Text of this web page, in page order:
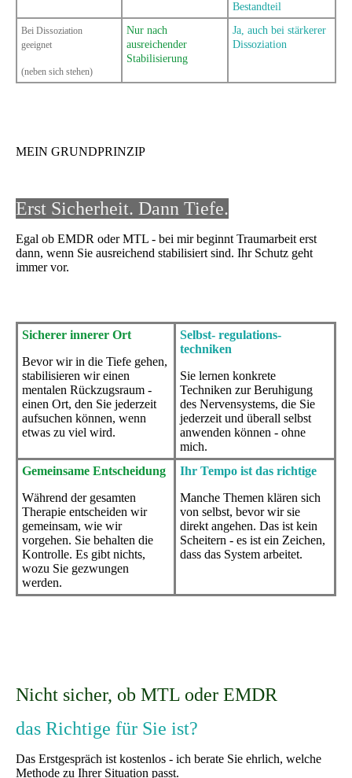
Bestandteil
Bei Dissoziation
geeignet
(neben sich stehen)
Nur nach
ausreichender
Stabilisierung
Ja, auch bei stärkerer
Dissoziation
MEIN GRUNDPRINZIP
Erst Sicherheit. Dann Tiefe.
Egal ob EMDR oder MTL - bei mir beginnt Traumarbeit erst
dann, wenn Sie ausreichend stabilisiert sind. Ihr Schutz geht
immer vor.
Sicherer innerer Ort
Bevor wir in die Tiefe gehen,
stabilisieren wir einen
mentalen Rückzugsraum -
einen Ort, den Sie jederzeit
aufsuchen können, wenn
etwas zu viel wird.
Selbst- regulations-
techniken
Sie lernen konkrete
Techniken zur Beruhigung
des Nervensystems, die Sie
jederzeit und überall selbst
anwenden können - ohne
mich.
Gemeinsame Entscheidung
Während der gesamten
Therapie entscheiden wir
gemeinsam, wie wir
vorgehen. Sie behalten die
Kontrolle. Es gibt nichts,
wozu Sie gezwungen
werden.
Ihr Tempo ist das richtige
Manche Themen klären sich
von selbst, bevor wir sie
direkt angehen. Das ist kein
Scheitern - es ist ein Zeichen,
dass das System arbeitet.
Nicht sicher, ob MTL oder EMDR
das Richtige für Sie ist?
Das Erstgespräch ist kostenlos - ich berate Sie ehrlich, welche
Methode zu Ihrer Situation passt.